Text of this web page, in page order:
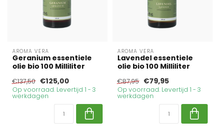
AROMA VERA
Geranium essentiele
olie bio 100 Milliliter
€137,50 €125,00
Op voorraad. Levertijd 1 - 3
werkdagen
AROMA VERA
Lavendel essentiele
olie bio 100 Milliliter
€87,95 €79,95
Op voorraad. Levertijd 1 - 3
werkdagen